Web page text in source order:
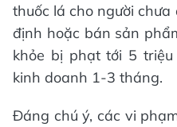
thuốc lá cho người
định hoặc bán sản
khỏe bị phạt tới 5
kinh doanh 1-3 tháng.
Đáng chú ý, các vi